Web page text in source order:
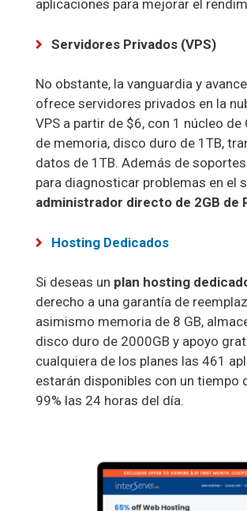
aplicaciones para mejorar el
Servidores Privados (VPS)
No obstante, la vanguardia y
ofrece servidores privados en la
VPS a partir de $6, con 1 núcleo de
de memoria, disco duro de 1TB,
datos de 1TB. Además de
para diagnosticar problemas en el
administrador directo de 2GB de
Hosting Dedicados
Si deseas un plan hosting
derecho a una garantía de
asimismo memoria de 8 GB,
disco duro de 2000GB y apoyo
cualquiera de los planes las 461
estarán disponibles con un tiempo
99% las 24 horas del día.